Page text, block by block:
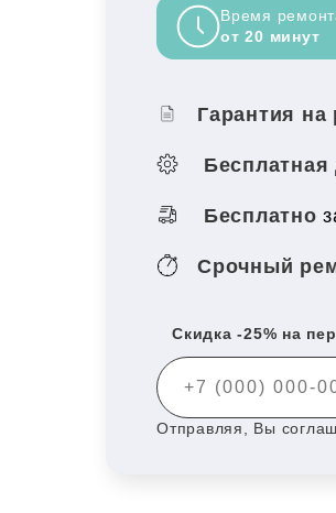
Время
от 20 минут
Гарантия
Бесплатная
Бесплатно
Срочный
Скидка -25% на
Отправляя, Вы